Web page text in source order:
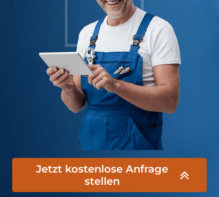
Jetzt kostenlose Anfrage
stellen